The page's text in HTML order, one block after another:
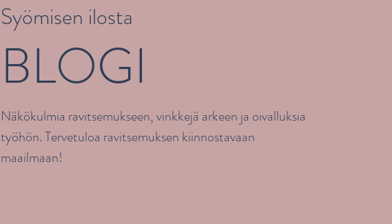
Syömisen ilosta
BLOGI
Näkökulmia ravitsemukseen, vinkkejä arkeen ja oivalluksia
työhön. Tervetuloa ravitsemuksen kiinnostavaan
maailmaan!